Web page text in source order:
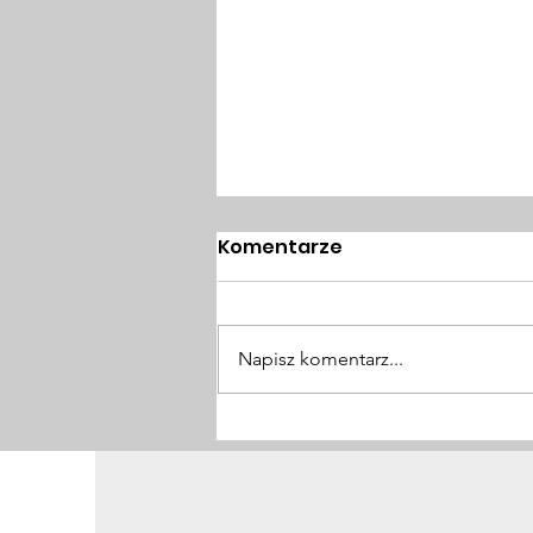
Życie po sepsie. Co
Komentarze
Napisz komentarz...